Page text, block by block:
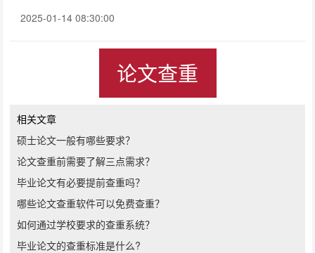
2025-01-14 08:30:00
论文查重
相关文章
硕士论文一般有哪些要求？
论文查重前需要了解三点需求？
毕业论文有必要提前查重吗？
哪些论文查重软件可以免费查重？
如何通过学校要求的查重系统？
毕业论文的查重标准是什么?